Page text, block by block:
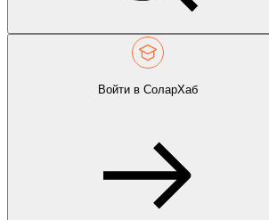
Войти в СоларХаб